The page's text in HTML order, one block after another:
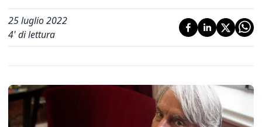
25 luglio 2022
4' di lettura